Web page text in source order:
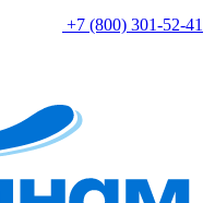
+7 (800) 301-52-41